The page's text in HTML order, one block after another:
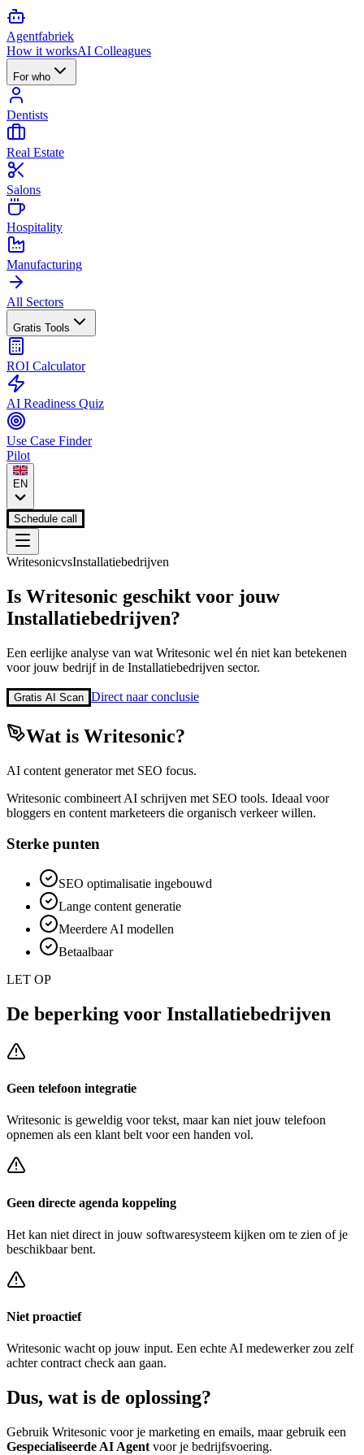
Agentfabriek
How it worksAI Colleagues
For who
Dentists
Real Estate
Salons
Hospitality
Manufacturing
All Sectors
Gratis Tools
ROI Calculator
AI Readiness Quiz
Use Case Finder
Pilot
EN
Schedule call
WritesonicvsInstallatiebedrijven
Is Writesonic geschikt voor jouw
Installatiebedrijven?
Een eerlijke analyse van wat Writesonic wel én niet kan betekenen
voor jouw bedrijf in de Installatiebedrijven sector.
Gratis AI Scan Direct naar conclusie
Wat is Writesonic?
AI content generator met SEO focus.
Writesonic combineert AI schrijven met SEO tools. Ideaal voor
bloggers en content marketeers die organisch verkeer willen.
Sterke punten
SEO optimalisatie ingebouwd
Lange content generatie
Meerdere AI modellen
Betaalbaar
LET OP
De beperking voor Installatiebedrijven
Geen telefoon integratie
Writesonic is geweldig voor tekst, maar kan niet jouw telefoon
opnemen als een klant belt voor een handen vol.
Geen directe agenda koppeling
Het kan niet direct in jouw softwaresysteem kijken om te zien of je
beschikbaar bent.
Niet proactief
Writesonic wacht op jouw input. Een echte AI medewerker zou zelf
achtercontract check aan gaan.
Dus, wat is de oplossing?
Gebruik Writesonic voor je marketing en emails, maar gebruik een
Gespecialiseerde AI Agent voor je bedrijfsvoering.